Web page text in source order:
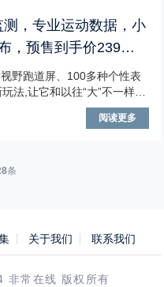
，专业运动数据，小
，预售到手价239元
野跑道屏、100多种个性表
法,让它和以往“大”不一样。
跑道屏,全新UI
种运动模式,这次不仅提
阅读更多
条
关于我们 联系我们
常在线 版权所有